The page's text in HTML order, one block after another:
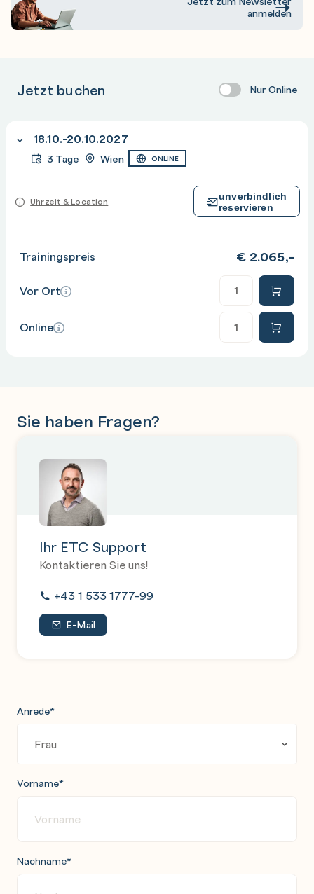
Azure virtual machines
anmelden
Jetzt buchen Nur Online
18.10.-20.10.2027
3 Tage Wien ONLINE
Uhrzeit & Location
unverbindlich
reservieren
Trainingspreis € 2.065,-
Vor Ort
Online
Sie haben Fragen?
Ihr ETC Support
Kontaktieren Sie uns!
+43 1 533 1777-99
E-Mail
Anrede*
Vorname*
Nachname*